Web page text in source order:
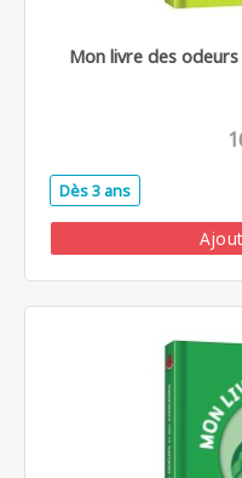
Mon livre des
Dès 3 ans